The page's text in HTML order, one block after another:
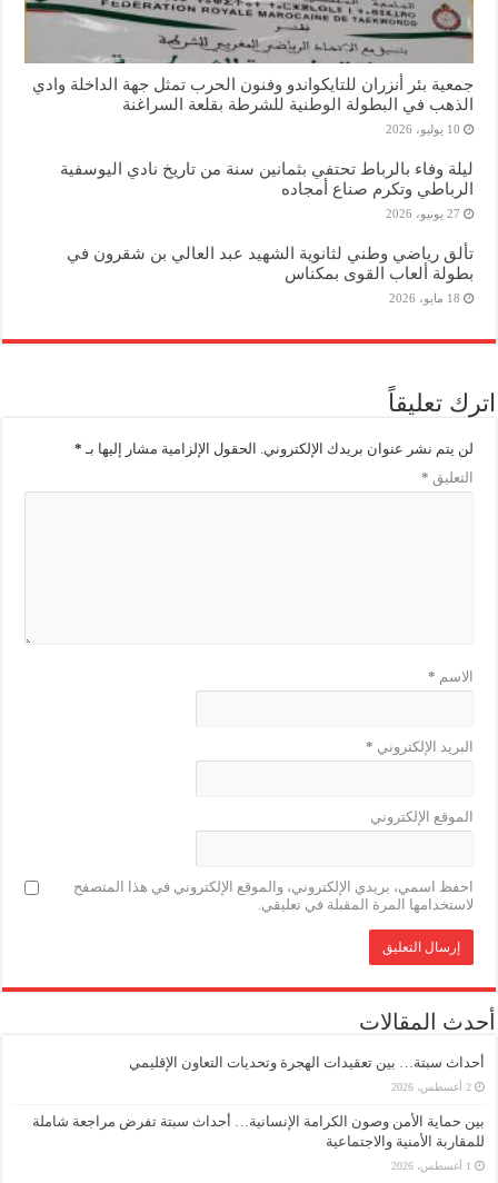
جمعية بئر أنزران للتايكواندو وفنون الحرب تمثل جهة الداخلة وادي
الذهب في البطولة الوطنية للشرطة بقلعة السراغنة
10 يوليو، 2026
ليلة وفاء بالرباط تحتفي بثمانين سنة من تاريخ نادي اليوسفية
الرباطي وتكرم صناع أمجاده
27 يونيو، 2026
تألق رياضي وطني لثانوية الشهيد عبد العالي بن شقرون في
بطولة ألعاب القوى بمكناس
18 مايو، 2026
اترك تعليقاً
لن يتم نشر عنوان بريدك الإلكتروني. الحقول الإلزامية مشار إليها بـ *
التعليق *
الاسم *
البريد الإلكتروني *
الموقع الإلكتروني
احفظ اسمي، بريدي الإلكتروني، والموقع الإلكتروني في هذا المتصفح
لاستخدامها المرة المقبلة في تعليقي.
أحدث المقالات
أحداث سبتة… بين تعقيدات الهجرة وتحديات التعاون الإقليمي
2 أغسطس، 2026
بين حماية الأمن وصون الكرامة الإنسانية… أحداث سبتة تفرض مراجعة شاملة
للمقاربة الأمنية والاجتماعية
1 أغسطس، 2026